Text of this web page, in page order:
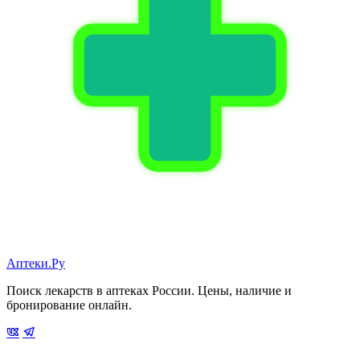
Аптеки.Ру
Поиск лекарств в аптеках России. Цены, наличие и
бронирование онлайн.